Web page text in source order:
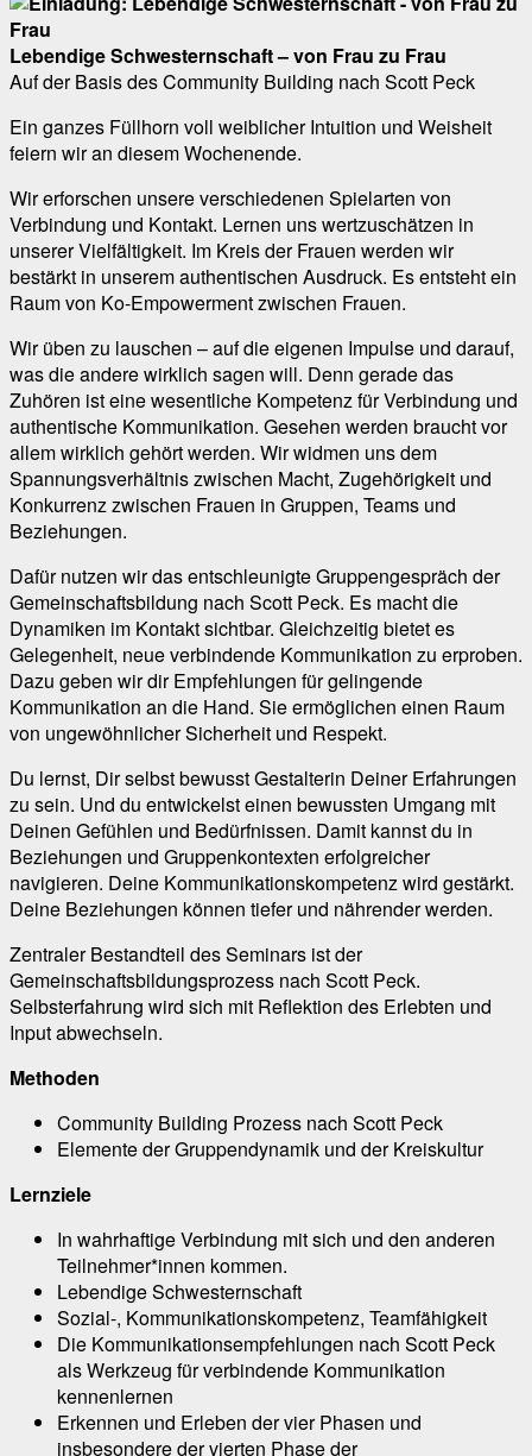
Lebendige Schwesternschaft – von Frau zu Frau
Auf der Basis des Community Building nach Scott Peck
Ein ganzes Füllhorn voll weiblicher Intuition und Weisheit
feiern wir an diesem Wochenende.
Wir erforschen unsere verschiedenen Spielarten von
Verbindung und Kontakt. Lernen uns wertzuschätzen in
unserer Vielfältigkeit. Im Kreis der Frauen werden wir
bestärkt in unserem authentischen Ausdruck. Es entsteht ein
Raum von Ko-Empowerment zwischen Frauen.
Wir üben zu lauschen – auf die eigenen Impulse und darauf,
was die andere wirklich sagen will. Denn gerade das
Zuhören ist eine wesentliche Kompetenz für Verbindung und
authentische Kommunikation. Gesehen werden braucht vor
allem wirklich gehört werden. Wir widmen uns dem
Spannungsverhältnis zwischen Macht, Zugehörigkeit und
Konkurrenz zwischen Frauen in Gruppen, Teams und
Beziehungen.
Dafür nutzen wir das entschleunigte Gruppengespräch der
Gemeinschaftsbildung nach Scott Peck. Es macht die
Dynamiken im Kontakt sichtbar. Gleichzeitig bietet es
Gelegenheit, neue verbindende Kommunikation zu erproben.
Dazu geben wir dir Empfehlungen für gelingende
Kommunikation an die Hand. Sie ermöglichen einen Raum
von ungewöhnlicher Sicherheit und Respekt.
Du lernst, Dir selbst bewusst Gestalterin Deiner Erfahrungen
zu sein. Und du entwickelst einen bewussten Umgang mit
Deinen Gefühlen und Bedürfnissen. Damit kannst du in
Beziehungen und Gruppenkontexten erfolgreicher
navigieren. Deine Kommunikationskompetenz wird gestärkt.
Deine Beziehungen können tiefer und nährender werden.
Zentraler Bestandteil des Seminars ist der
Gemeinschaftsbildungsprozess nach Scott Peck.
Selbsterfahrung wird sich mit Reflektion des Erlebten und
Input abwechseln.
Methoden
Community Building Prozess nach Scott Peck
Elemente der Gruppendynamik und der Kreiskultur
Lernziele
In wahrhaftige Verbindung mit sich und den anderen
Teilnehmer*innen kommen.
Lebendige Schwesternschaft
Sozial-, Kommunikationskompetenz, Teamfähigkeit
Die Kommunikationsempfehlungen nach Scott Peck
als Werkzeug für verbindende Kommunikation
kennenlernen
Erkennen und Erleben der vier Phasen und
insbesondere der vierten Phase der